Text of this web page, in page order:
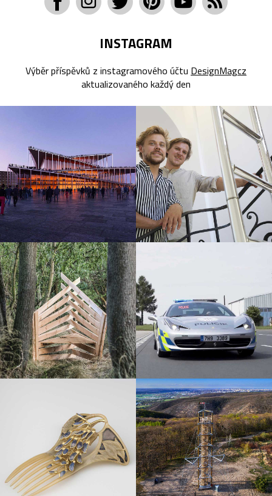
INSTAGRAM
Výběr příspěvků z instagramového účtu DesignMagcz
aktualizovaného každý den